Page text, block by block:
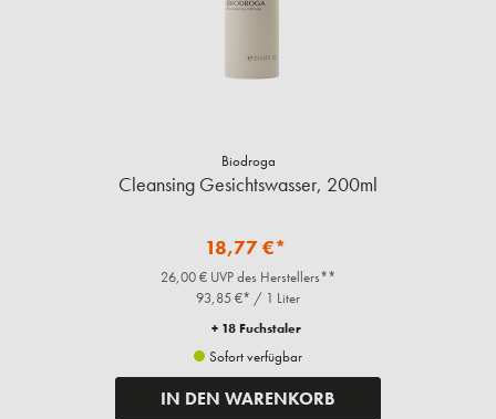
Biodroga
Cleansing Gesichtswasser, 200ml
18,77 €*
26,00 € UVP des Herstellers**
93,85 €* / 1 Liter
+ 18 Fuchstaler
Sofort verfügbar
IN DEN WARENKORB